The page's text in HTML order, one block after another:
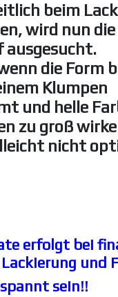
beim
wird nun die
ausgesucht.
die Form
Klumpen
und helle
zu groß
nicht
erfolgt bei
und
sein!!